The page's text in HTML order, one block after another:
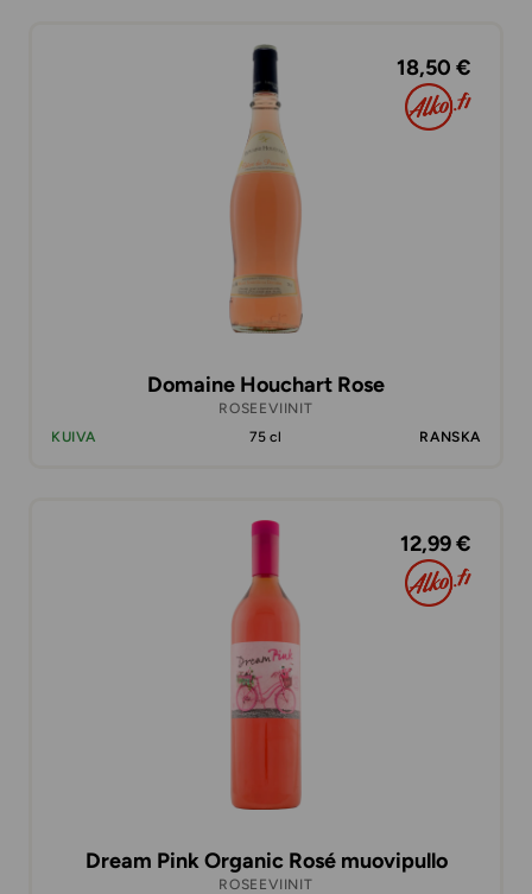
18,50 €
Domaine Houchart Rose
ROSEEVIINIT
KUIVA
75 cl RANSKA
12,99 €
Dream Pink Organic Rosé muovipullo
ROSEEVIINIT